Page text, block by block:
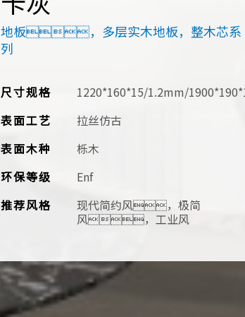
地板，多层实木地板，整木芯系
列
尺寸规格
1220*160*15/1.2mm/
表面工艺
拉丝仿古
表面木种
栎木
环保等级
Enf
推荐风格
现代简约风，极简
风，工业风